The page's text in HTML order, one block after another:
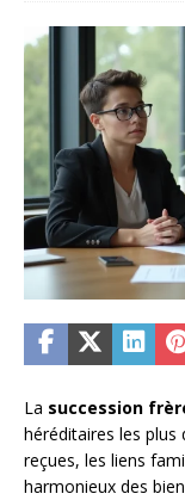
La succession
héréditaires les plus
reçues, les liens
harmonieux des